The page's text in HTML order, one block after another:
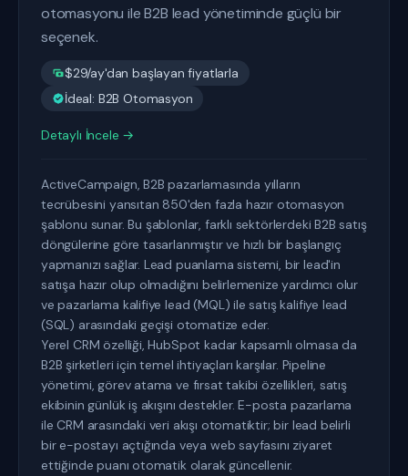
otomasyonu ile B2B lead yönetiminde güçlü bir
seçenek.
$29/ay'dan başlayan fiyatlarla
İdeal: B2B Otomasyon
Detaylı İncele →
ActiveCampaign, B2B pazarlamasında yılların
tecrübesini yansıtan 850'den fazla hazır otomasyon
şablonu sunar. Bu şablonlar, farklı sektörlerdeki B2B satış
döngülerine göre tasarlanmıştır ve hızlı bir başlangıç
yapmanızı sağlar. Lead puanlama sistemi, bir lead'in
satışa hazır olup olmadığını belirlemenize yardımcı olur
ve pazarlama kalifiye lead (MQL) ile satış kalifiye lead
(SQL) arasındaki geçişi otomatize eder.
Yerel CRM özelliği, HubSpot kadar kapsamlı olmasa da
B2B şirketleri için temel ihtiyaçları karşılar. Pipeline
yönetimi, görev atama ve fırsat takibi özellikleri, satış
ekibinin günlük iş akışını destekler. E-posta pazarlama
ile CRM arasındaki veri akışı otomatiktir; bir lead belirli
bir e-postayı açtığında veya web sayfasını ziyaret
ettiğinde puanı otomatik olarak güncellenir.